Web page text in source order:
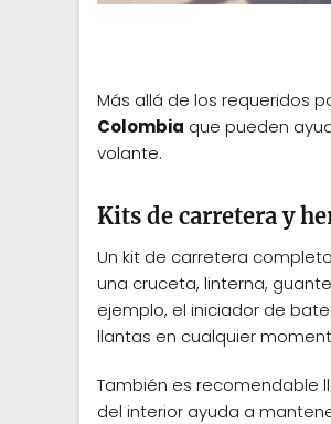
Más allá de los requeridos
Colombia que pueden
volante.
Kits de carretera y
Un kit de carretera
una cruceta, linterna,
ejemplo, el iniciador de
llantas en cualquier
También es recomendable
del interior ayuda a